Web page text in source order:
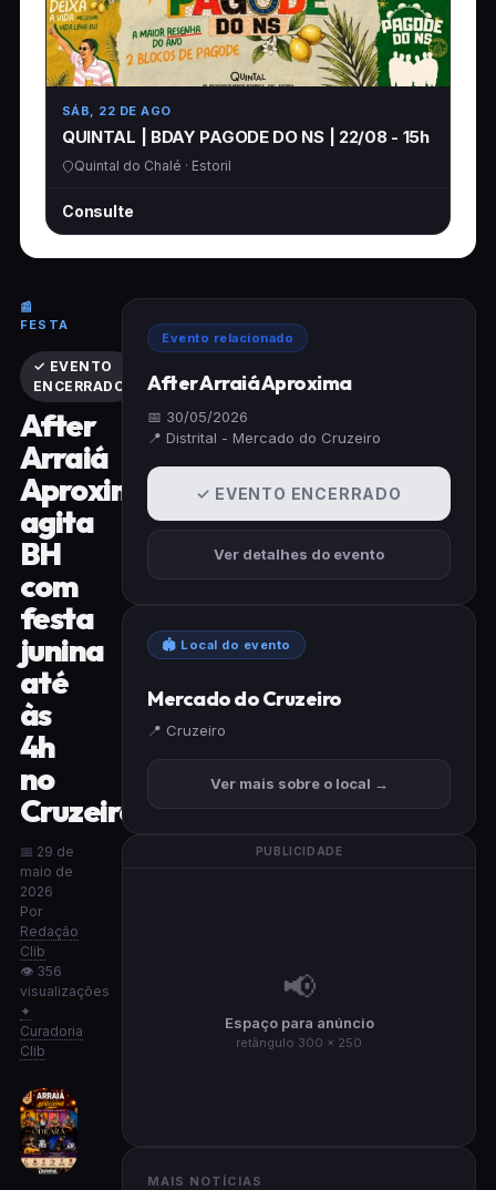
SÁB, 22 DE AGO
QUINTAL | BDAY PAGODE DO NS | 22/08 - 15h
Quintal do Chalé · Estoril
Consulte
📰
FESTA
✓ EVENTO
ENCERRADO
After
Arraiá
Aproxima
agita
BH
com
festa
junina
até
às
4h
no
Cruzeiro
📅 29 de
maio de
2026
Por
Redação
Clib
👁 356
visualizações
✦
Curadoria
Clib
Evento relacionado
After Arraiá Aproxima
📅 30/05/2026
📍 Distrital - Mercado do Cruzeiro
✓ EVENTO ENCERRADO
Ver detalhes do evento
🏟 Local do evento
Mercado do Cruzeiro
📍 Cruzeiro
Ver mais sobre o local →
PUBLICIDADE
📢
Espaço para anúncio
retângulo 300 × 250
MAIS NOTÍCIAS